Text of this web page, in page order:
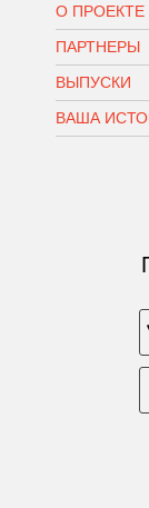
О ПРОЕКТЕ
ПАРТНЕРЫ
ВЫПУСКИ
ВАША